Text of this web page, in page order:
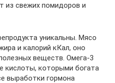
из свежих помидоров и
уникальны. Мясо
и калорий кКал, оно
веществ. Омега-3
кислоты, которыми богата
выработки гормона